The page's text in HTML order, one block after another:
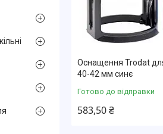
Оснащення Trodat
40-42 мм синє
Готово до відправки
583,50 ₴